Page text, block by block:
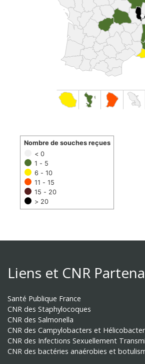
< 0
1 - 5
6 - 10
11 - 15
15 - 20
> 20
Nombre de souches reçues
Liens et CNR
Santé Publique France
CNR des Staphylocoques
CNR des Salmonella
CNR des Campylobacters et
CNR des Infections Sexuellement
CNR des bactéries anaérobies et